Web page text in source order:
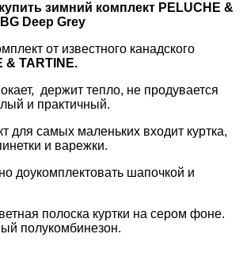
купить зимний комплект PELUCHE &
Deep Grey
от известного канадского
& TARTINE.
держит тепло, не продувается
и практичный.
для самых маленьких входит куртка,
и варежки.
доукомплектовать шапочкой и
полоска куртки на сером фоне.
полукомбинезон.